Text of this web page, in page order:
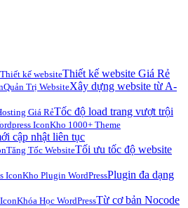
Thiết kế websiteThiết kế website Giá Rẻ
Quản Trị WebsiteXây dựng website từ A-
Giá RẻTốc độ load trang vượt trội
Kho 1000+ Theme
cập nhật liên tục
Tăng Tốc WebsiteTối ưu tốc độ website
Kho Plugin WordPressPlugin đa dạng
Khóa Học WordPressTừ cơ bản Nocode